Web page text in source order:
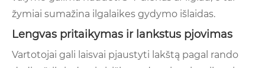
žymiai sumažina ilgalaikes gydymo išlaidas.
Lengvas pritaikymas ir lankstus pjovimas
Vartotojai gali laisvai pjaustyti lakštą pagal rando